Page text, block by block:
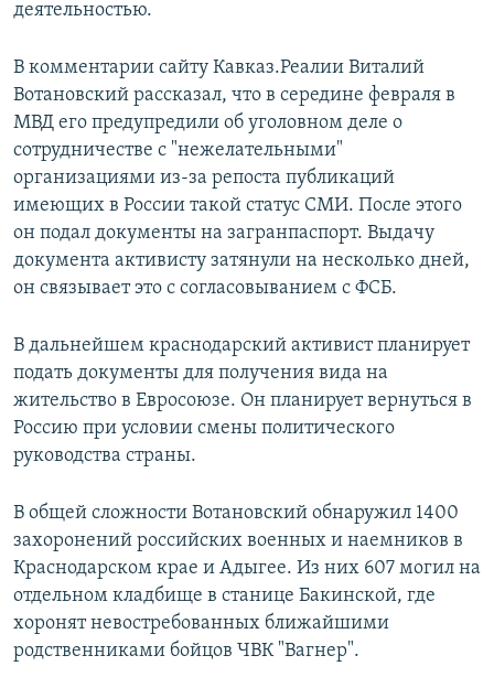
деятельностью.
В комментарии сайту Кавказ.Реалии Виталий
Вотановский рассказал, что в середине февраля в
МВД его предупредили об уголовном деле о
сотрудничестве с "нежелательными"
организациями из-за репоста публикаций
имеющих в России такой статус СМИ. После этого
он подал документы на загранпаспорт. Выдачу
документа активисту затянули на несколько дней,
он связывает это с согласовыванием с ФСБ.
В дальнейшем краснодарский активист планирует
подать документы для получения вида на
жительство в Евросоюзе. Он планирует вернуться в
Россию при условии смены политического
руководства страны.
В общей сложности Вотановский обнаружил 1400
захоронений российских военных и наемников в
Краснодарском крае и Адыгее. Из них 607 могил на
отдельном кладбище в станице Бакинской, где
хоронят невостребованных ближайшими
родственниками бойцов ЧВК "Вагнер".